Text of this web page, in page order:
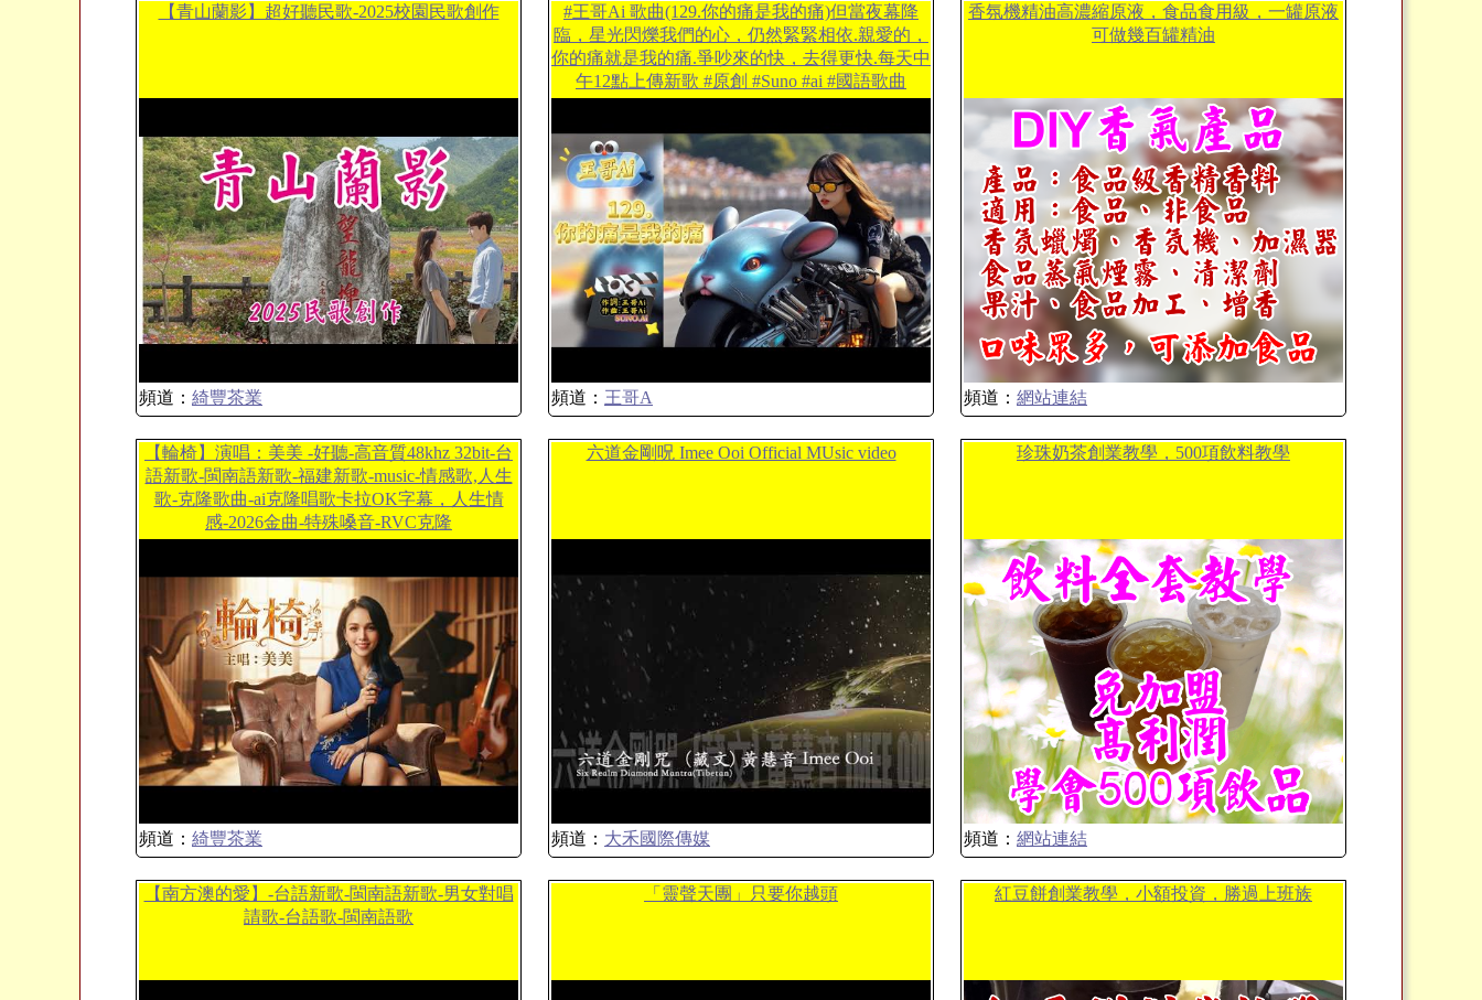
【青山蘭影】超好聽民歌-2025校園民歌創作
頻道： 綺豐茶業
#王哥Ai 歌曲(129.你的痛是我的痛)但當夜幕降
臨，星光閃爍我們的心，仍然緊緊相依.親愛的，
你的痛就是我的痛.爭吵來的快，去得更快.每天中
午12點上傳新歌 #原創 #Suno #ai #國語歌曲
頻道： 王哥A
香氛機精油高濃縮原液，食品食用級，一罐原液
可做幾百罐精油
頻道： 網站連結
【輪椅】演唱：美美 -好聽-高音質48khz 32bit-台
語新歌-閩南語新歌-福建新歌-music-情感歌,人生
歌-克隆歌曲-ai克隆唱歌卡拉OK字幕，人生情
感-2026金曲-特殊嗓音-RVC克隆
頻道： 綺豐茶業
六道金剛呪 Imee Ooi Official MUsic video
頻道： 大禾國際傳媒
珍珠奶茶創業教學，500項飲料教學
頻道： 網站連結
【南方澳的愛】-台語新歌-閩南語新歌-男女對唱
請歌-台語歌-閩南語歌
「靈聲天團」只要你越頭 紅豆餅創業教學，小額投資，勝過上班族